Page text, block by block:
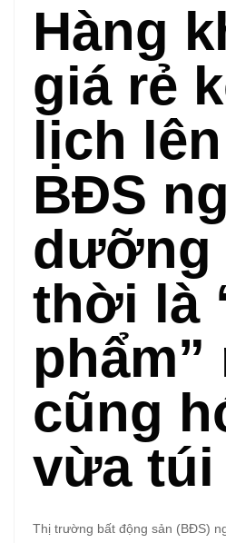
Hàng
giá rẻ
lịch
BĐS
dưỡng
thời là
phẩm”
cũng
vừa túi
Thị trường bất động sản (BĐS)